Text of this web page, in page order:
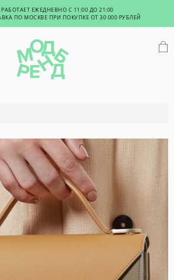
ЕЖЕДНЕВНО С 11:00 ДО 21:00
ПО МОСКВЕ ПРИ ПОКУПКЕ ОТ 30 000 РУБЛЕЙ